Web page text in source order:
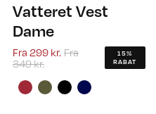
Vatteret Vest
Dame
Fra 299 kr. Fra
349 kr.
15%
RABAT